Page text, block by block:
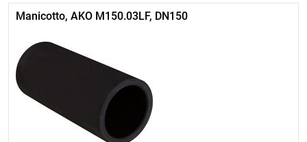
Manicotto, AKO M150.03LF, DN150